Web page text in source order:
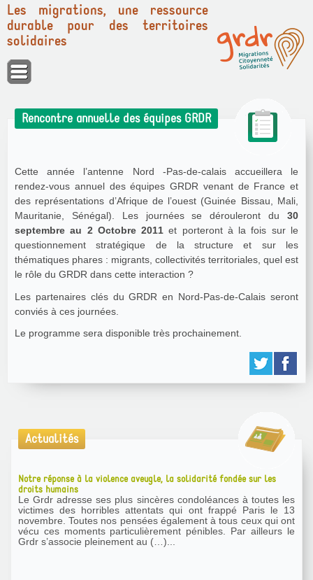
Panneau de gestion des cookies
Les migrations, une ressource
durable pour des territoires
solidaires
Rencontre annuelle des équipes GRDR
Cette année l’antenne Nord -Pas-de-calais accueillera le
rendez-vous annuel des équipes GRDR venant de France et
des représentations d’Afrique de l’ouest (Guinée Bissau, Mali,
Mauritanie, Sénégal). Les journées se dérouleront du 30
septembre au 2 Octobre 2011 et porteront à la fois sur le
questionnement stratégique de la structure et sur les
thématiques phares : migrants, collectivités territoriales, quel est
le rôle du GRDR dans cette interaction ?
Les partenaires clés du GRDR en Nord-Pas-de-Calais seront
conviés à ces journées.
Le programme sera disponible très prochainement.
Actualités
Notre réponse à la violence aveugle, la solidarité fondée sur les
droits humains
Le Grdr adresse ses plus sincères condoléances à toutes les
victimes des horribles attentats qui ont frappé Paris le 13
novembre. Toutes nos pensées également à tous ceux qui ont
vécu ces moments particulièrement pénibles. Par ailleurs le
Grdr s’associe pleinement au (…)...